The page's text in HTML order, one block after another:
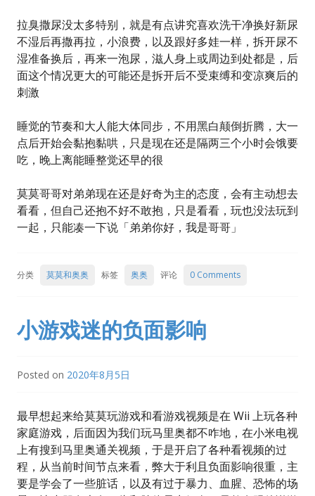
拉臭撒尿没太多特别，就是有点讲究喜欢洗干净换好新尿
不湿后再撒再拉，小浪费，以及跟好多娃一样，拆开尿不
湿准备换后，再来一泡尿，滋人身上或周边到处都是，后
面这个情况更大的可能还是拆开后不受束缚和变凉爽后的
刺激
睡觉的节奏和大人能大体同步，不用黑白颠倒折腾，大一
点后开始会黏抱黏哄，只是现在还是隔两三个小时会饿要
吃，晚上离能睡整觉还早的很
莫莫哥哥对弟弟现在还是好奇为主的态度，会有主动想去
看看，但自己还抱不好不敢抱，只是看看，玩也没法玩到
一起，只能凑一下说「弟弟你好，我是哥哥」
分类 莫莫和奥奥 标签 奥奥 评论 0 Comments
小游戏迷的负面影响
Posted on 2020年8月5日
最早想起来给莫莫玩游戏和看游戏视频是在 Wii 上玩各种
家庭游戏，后面因为我们玩马里奥都不咋地，在小米电视
上有搜到马里奥通关视频，于是开启了各种看视频的过
程，从当前时间节点来看，弊大于利且负面影响很重，主
要是学会了一些脏话，以及有过于暴力、血腥、恐怖的场